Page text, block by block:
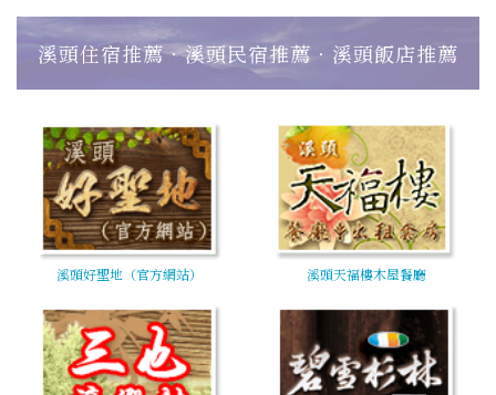
溪頭住宿推薦‧溪頭民宿推薦‧溪頭飯店推薦
溪頭好聖地（官方網站） 溪頭天福樓木屋餐廳